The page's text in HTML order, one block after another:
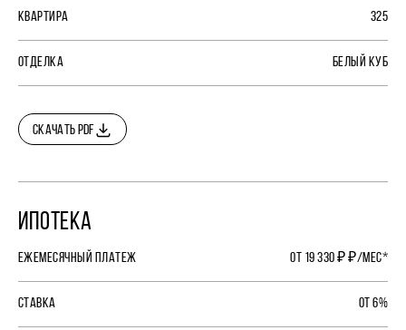
КВАРТИРА 325
ОТДЕЛКА БЕЛЫЙ КУБ
СКАЧАТЬ PDF
ИПОТЕКА
ЕЖЕМЕСЯЧНЫЙ ПЛАТЕЖ ОТ 19 330 ₽ ₽/МЕС*
СТАВКА ОТ 6%